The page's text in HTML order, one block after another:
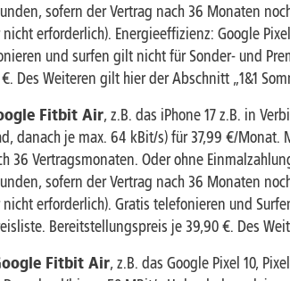
sofern der Vertrag nach 36 Monaten
erforderlich). Energieeffizienz: Google
und surfen gilt nicht für Sonder- und
Des Weiteren gilt hier der Abschnitt „1&1
Fitbit Air, z.B. das iPhone 17 z.B. in
danach je max. 64 kBit/s) für 37,99 €/
36 Vertragsmonaten. Oder ohne
sofern der Vertrag nach 36 Monaten
erforderlich). Gratis telefonieren und
Bereitstellungspreis je 39,90 €. Des
Fitbit Air, z.B. das Google Pixel 10,